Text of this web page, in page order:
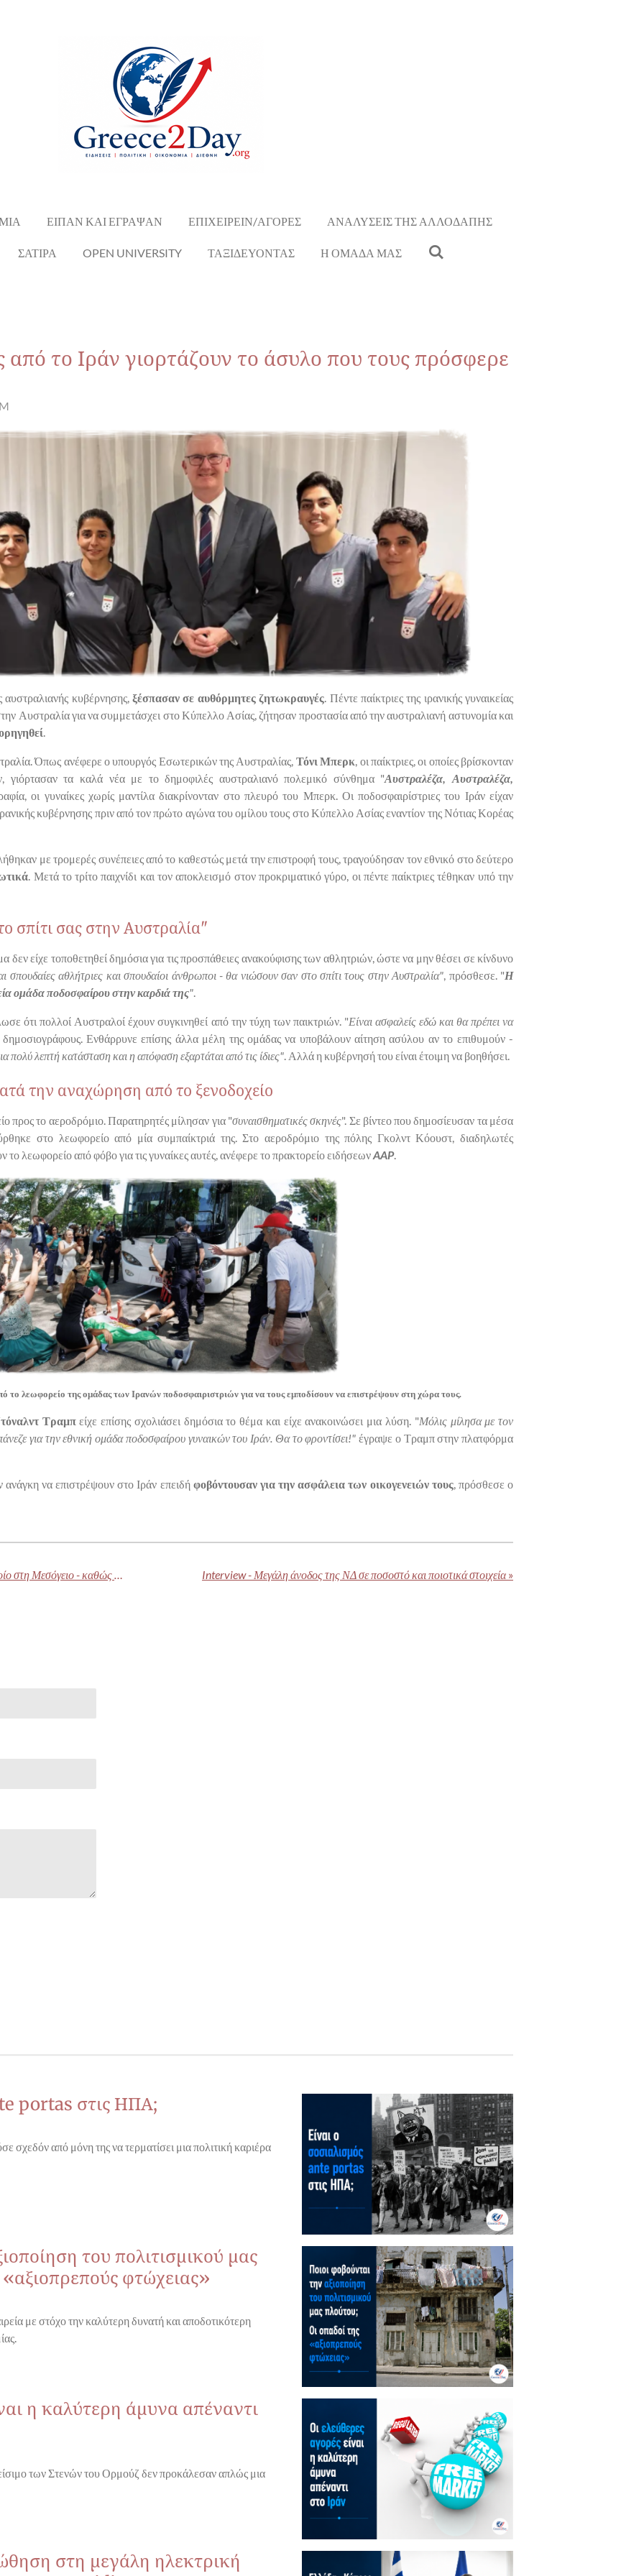
ΕΙΠΑΝ ΚΑΙ ΕΓΡΑΨΑΝ ΕΠΙΧΕΙΡΕΙΝ/ΑΓΟΡΕΣ ΑΝΑΛΥΣΕΙΣ ΤΗΣ ΑΛΛΟΔΑΠΗΣ
ΣΑΤΙΡΑ OPEN UNIVERSITY ΤΑΞΙΔΕΥΟΝΤΑΣ Η ΟΜΑΔΑ ΜΑΣ
από το Ιράν γιορτάζουν το άσυλο που τους πρόσφερε
κυβέρνησης, ξέσπασαν σε αυθόρμητες ζητωκραυγές . Πέντε παίκτριες της ιρανικής γυναικείας
Αυστραλία για να συμμετάσχει στο Κύπελλο Ασίας, ζήτησαν προστασία από την αυστραλιανή αστυνομία και
Όπως ανέφερε ο υπουργός Εσωτερικών της Αυστραλίας, Τόνι Μπερκ , οι παίκτριες, οι οποίες βρίσκονταν
γιόρτασαν τα καλά νέα με το δημοφιλές αυστραλιανό πολεμικό σύνθημα "Αυστραλέζα, Αυστραλέζα,
οι γυναίκες χωρίς μαντίλα διακρίνονταν στο πλευρό του Μπερκ. Οι ποδοσφαιρίστριες του Ιράν είχαν
κυβέρνησης πριν από τον πρώτο αγώνα του ομίλου τους στο Κύπελλο Ασίας εναντίον της Νότιας Κορέας
με τρομερές συνέπειες από το καθεστώς μετά την επιστροφή τους, τραγούδησαν τον εθνικό στο δεύτερο
. Μετά το τρίτο παιχνίδι και τον αποκλεισμό στον προκριματικό γύρο, οι πέντε παίκτριες τέθηκαν υπό την
σπίτι σας στην Αυστραλία"
είχε τοποθετηθεί δημόσια για τις προσπάθειες ανακούφισης των αθλητριών, ώστε να μην θέσει σε κίνδυνο
σπουδαίες αθλήτριες και σπουδαίοι άνθρωποι - θα νιώσουν σαν στο σπίτι τους στην Αυστραλία" , πρόσθεσε. "Η
ομάδα ποδοσφαίρου στην καρδιά της"
ότι πολλοί Αυστραλοί έχουν συγκινηθεί από την τύχη των παικτριών. "Είναι ασφαλείς εδώ και θα πρέπει να
δημοσιογράφους. Ενθάρρυνε επίσης άλλα μέλη της ομάδας να υποβάλουν αίτηση ασύλου αν το επιθυμούν -
πολύ λεπτή κατάσταση και η απόφαση εξαρτάται από τις ίδιες" . Αλλά η κυβέρνησή του είναι έτοιμη να βοηθήσει.
την αναχώρηση από το ξενοδοχείο
προς το αεροδρόμιο. Παρατηρητές μίλησαν για "συναισθηματικές σκηνές". Σε βίντεο που δημοσίευσαν τα μέσα
στο λεωφορείο από μία συμπαίκτριά της. Στο αεροδρόμιο της πόλης Γκολντ Κόουστ, διαδηλωτές
λεωφορείο από φόβο για τις γυναίκες αυτές, ανέφερε το πρακτορείο ειδήσεωνAAP.
το λεωφορείο της ομάδας των Ιρανών ποδοσφαιριστριών για να τους εμποδίσουν να επιστρέψουν στη χώρα τους.
Τραμπ είχε επίσης σχολιάσει δημόσια το θέμα και είχε ανακοινώσει μια λύση. "Μόλις μίλησα με τον
για την εθνική ομάδα ποδοσφαίρου γυναικών του Ιράν. Θα το φροντίσει!" έγραψε ο Τραμπ στην πλατφόρμα
να επιστρέψουν στο Ιράν επειδή φοβόντουσαν για την ασφάλεια των οικογενειών τους, πρόσθεσε ο
Το Ηνωμένο Βασίλειο στέλνει δεύτερο πλοίο στη Μεσόγειο - καθώς ο Τραμπ απειλεί το Ιράν με «φωτιά και οργή» Interview - Μεγάλη άνοδος της ΝΔ σε ποσοστό και ποιοτικά στοιχεία »
portas στις ΗΠΑ;
σχεδόν από μόνη της να τερματίσει μια πολιτική καριέρα
του πολιτισμικού μας
φτώχειας»
με στόχο την καλύτερη δυνατή και αποδοτικότερη
η καλύτερη άμυνα απέναντι
των Στενών του Ορμούζ δεν προκάλεσαν απλώς μια
στη μεγάλη ηλεκτρική